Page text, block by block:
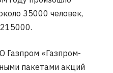
35000 человек,
Газпром «Газпром-
пакетами акций